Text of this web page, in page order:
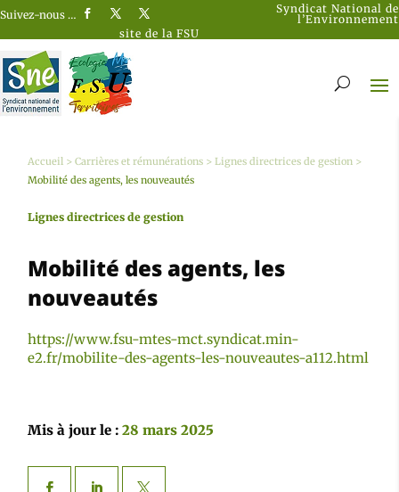
Suivez-nous …
Syndicat National de
l’Environnement
site de la FSU
Accueil >Carrières et rémunérations >Lignes directrices de gestion >
Mobilité des agents, les nouveautés
Lignes directrices de gestion
Mobilité des agents, les
nouveautés
https://www.fsu-mtes-mct.syndicat.min-
e2.fr/mobilite-des-agents-les-nouveautes-a112.html
Mis à jour le :28 mars 2025